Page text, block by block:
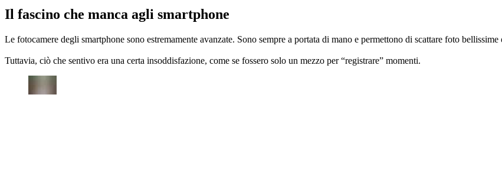
Il fascino che manca agli smartphone
Le fotocamere degli smartphone sono estremamente avanzate. Sono sempre a portata di mano e permettono di scattare foto
Tuttavia, ciò che sentivo era una certa insoddisfazione, come se fossero solo un mezzo per “registrare” momenti.